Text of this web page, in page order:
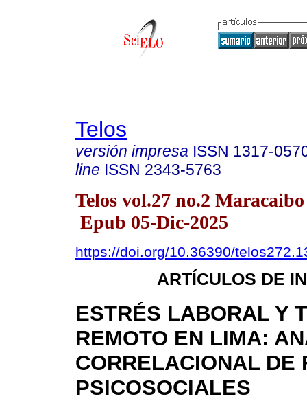
Telos
versión impresa ISSN 1317-
line ISSN 2343-5763
Telos vol.27 no.2 Maracaibo
Epub 05-Dic-2025
https://doi.org/10.36390/
ARTÍCULOS DE
ESTRÉS LABORAL Y
REMOTO EN LIMA:
CORRELACIONAL DE
PSICOSOCIALES